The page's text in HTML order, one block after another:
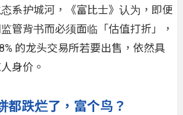
系护城河，《富比士》认为，即便
管背书而必须面临「估值打折」，
的龙头交易所若要出售，依然具
身价。
都跌烂了，富个鸟？